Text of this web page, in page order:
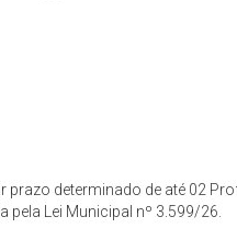
determinado de até 02
Lei Municipal nº 3.599/26.